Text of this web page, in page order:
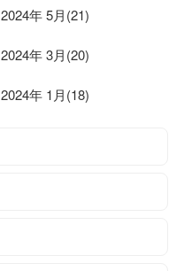
2024年 5月(21)
2024年 3月(20)
2024年 1月(18)